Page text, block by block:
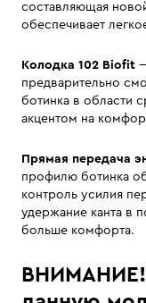
составляющая
обеспечивает
Колодка 102 Biofit
предварительно
ботинка в области
акцентом на
Прямая передача
профилю ботинка
контроль усилия
удержание канта в
больше комфорта.
ВНИМАНИЕ!